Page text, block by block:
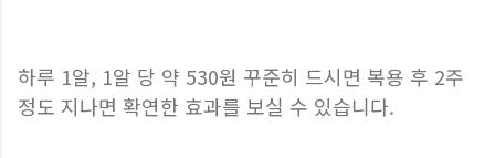
하루 1알, 1알 당 약 530원 꾸준히 드시면 복용 후 2주
정도 지나면 확연한 효과를 보실 수 있습니다.